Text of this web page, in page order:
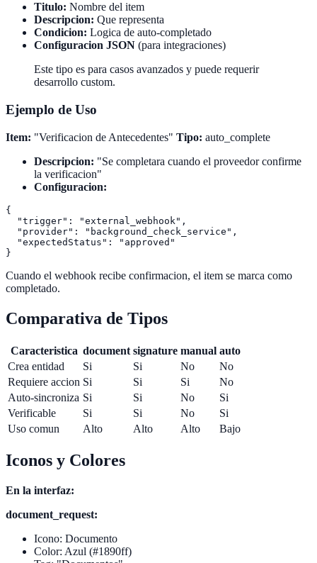
Titulo: Nombre del item
Descripcion: Que representa
Condicion: Logica de auto-completado
Configuracion JSON (para integraciones)
Este tipo es para casos avanzados y puede requerir
desarrollo custom.
Ejemplo de Uso
Item: "Verificacion de Antecedentes" Tipo: auto_complete
Descripcion: "Se completara cuando el proveedor confirme
la verificacion"
Configuracion:
{
  "trigger": "external_webhook",
  "provider": "background_check_service",
  "expectedStatus": "approved"
Cuando el webhook recibe confirmacion, el item se marca como
completado.
Comparativa de Tipos
Caracteristica document signature manual auto
Crea entidad
Si Si No
No
Requiere accion Si Si Si
No
Auto-sincroniza Si Si No
Si
Verificable
Si Si No
Si
Uso comun
Alto Alto Alto Bajo
Iconos y Colores
En la interfaz:
document_request:
Icono: Documento
Color: Azul (#1890ff)